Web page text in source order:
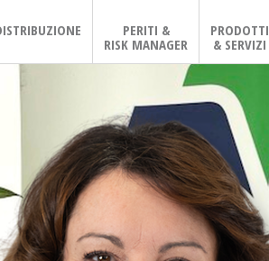
PERITI &
RISK MANAGER
PRODOTTI
& SERVIZI